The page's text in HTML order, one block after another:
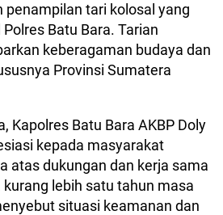
penampilan tari kolosal yang
Batu Bara. Tarian
keberagaman budaya dan
Provinsi Sumatera
Kapolres Batu Bara AKBP Doly
kepada masyarakat
atas dukungan dan kerja sama
lebih satu tahun masa
situasi keamanan dan